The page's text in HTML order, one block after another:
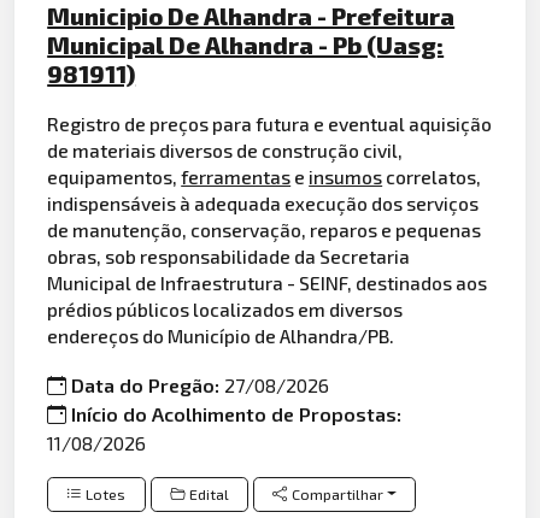
Municipio De Alhandra - Prefeitura
Municipal De Alhandra - Pb (Uasg:
981911)
Registro de preços para futura e eventual aquisição
de materiais diversos de construção civil,
equipamentos,ferramentas e insumos correlatos,
indispensáveis à adequada execução dos serviços
de manutenção, conservação, reparos e pequenas
obras, sob responsabilidade da Secretaria
Municipal de Infraestrutura - SEINF, destinados aos
prédios públicos localizados em diversos
endereços do Município de Alhandra/PB.
Data do Pregão: 27/08/2026
Início do Acolhimento de Propostas:
11/08/2026
Lotes Edital Compartilhar